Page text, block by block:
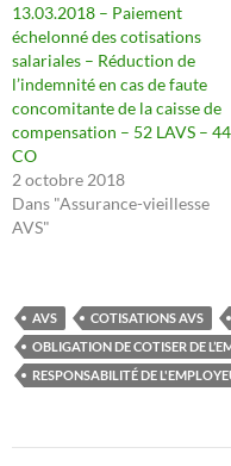
13.03.2018 – Paiement
échelonné des cotisations
salariales – Réduction de
l’indemnité en cas de faute
concomitante de la caisse de
compensation – 52 LAVS – 44
CO
2 octobre 2018
Dans "Assurance-vieillesse
AVS"
AVS COTISATIONS AVS
OBLIGATION DE COTISER DE
RESPONSABILITÉ DE